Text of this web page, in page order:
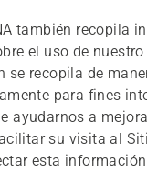
también recopila
el uso de
se recopila de
para fines
ayudarnos a
su visita al
esta